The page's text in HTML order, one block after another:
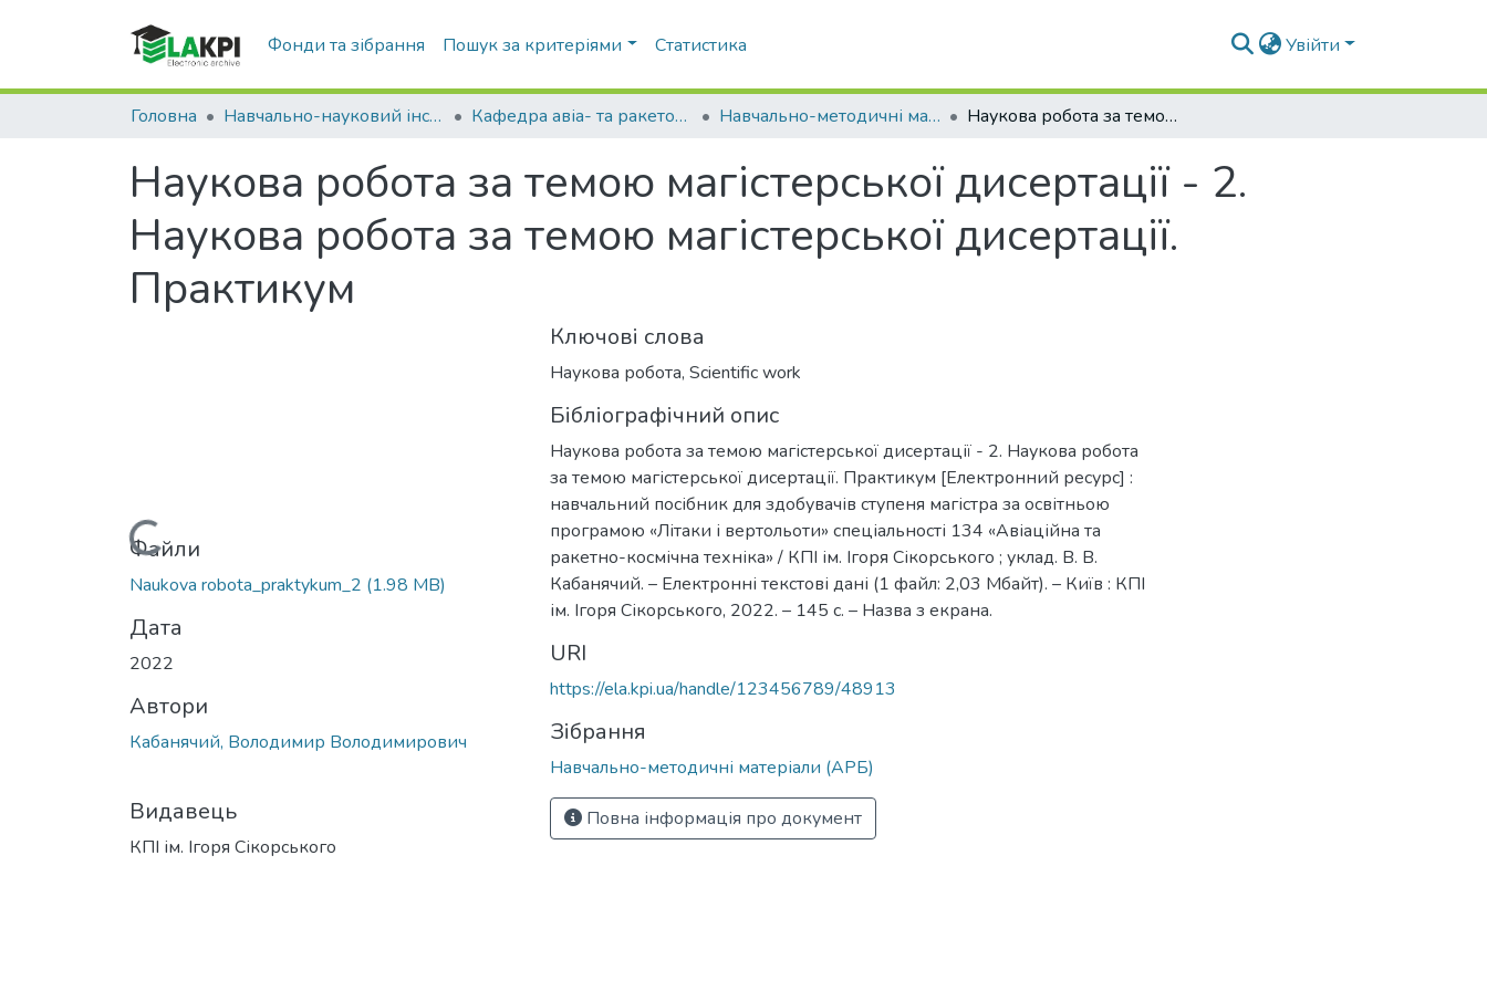
Фонди та зібрання Пошук за критеріями Статистика Увійти
Головна Навчально-науковий інститут аерокосмічних технологій (НН ІАТ) Кафедра авіа- та ракетобудування (АРБ) Навчально-методичні матеріали (АРБ) Наукова робота за темою магістерської дисертації - 2. Наукова робота за темою магістерської дисертації. Практикум
Наукова робота за темою магістерської дисертації - 2.
Наукова робота за темою магістерської дисертації.
Практикум
Вантажиться...
Файли
Naukova robota_praktykum_2 (1.98 MB)
Дата
2022
Автори
Кабанячий, Володимир Володимирович
Видавець
КПІ ім. Ігоря Сікорського
Ключові слова
Наукова робота, Scientific work
Бібліографічний опис
Наукова робота за темою магістерської дисертації - 2. Наукова робота
за темою магістерської дисертації. Практикум [Електронний ресурс] :
навчальний посібник для здобувачів ступеня магістра за освітньою
програмою «Літаки і вертольоти» спеціальності 134 «Авіаційна та
ракетно-космічна техніка» / КПІ ім. Ігоря Сікорського ; уклад. В. В.
Кабанячий. – Електронні текстові дані (1 файл: 2,03 Мбайт). – Київ : КПІ
ім. Ігоря Сікорського, 2022. – 145 с. – Назва з екрана.
URI
https://ela.kpi.ua/handle/123456789/48913
Зібрання
Навчально-методичні матеріали (АРБ)
Повна інформація про документ